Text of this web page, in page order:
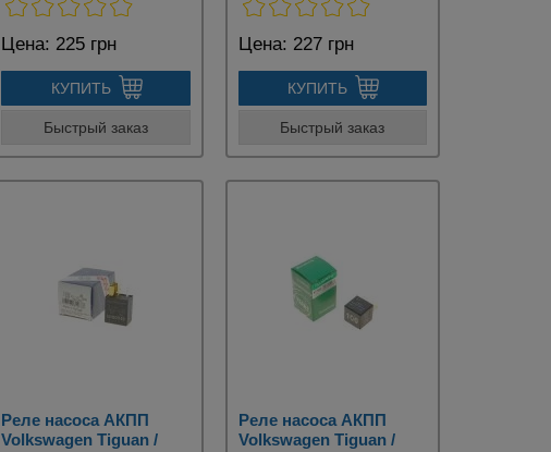
Цена: 225 грн
КУПИТЬ
Быстрый заказ
Цена: 227 грн
КУПИТЬ
Быстрый заказ
Реле насоса АКПП
Volkswagen Tiguan /
Реле насоса АКПП
Volkswagen Tiguan /